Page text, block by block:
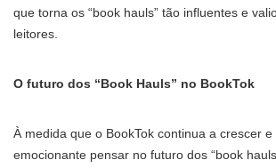
que torna os “book hauls” tão influentes e
leitores.
O futuro dos “Book Hauls” no BookTok
À medida que o BookTok continua a crescer e
emocionante pensar no futuro dos “book